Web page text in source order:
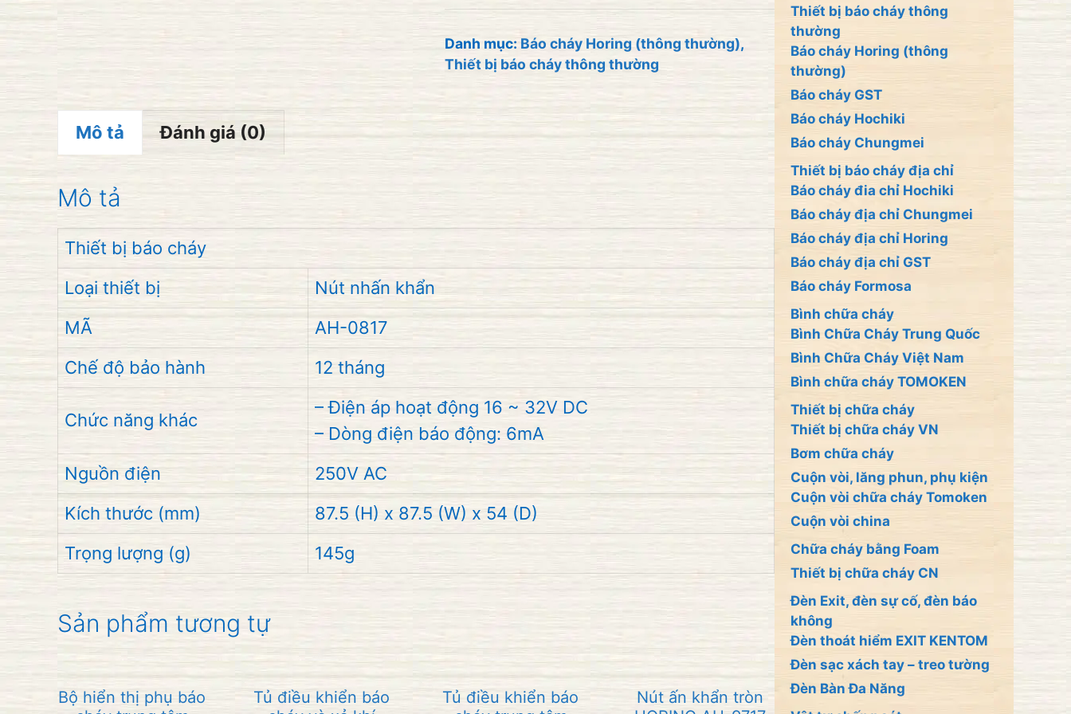
vuông
HORING
0817
Danh mục:Báo cháy Horing (thông thường),
Thiết bị báo cháy thông thường
Mô tả Đánh giá (0)
Mô tả
Thiết bị báo cháy
Loại thiết bị
Nút nhấn khẩn
MÃ
AH-0817
Chế độ bảo hành
12 tháng
Chức năng khác
– Điện áp hoạt động 16 ~ 32V DC
– Dòng điện báo động: 6mA
Nguồn điện
250V AC
Kích thước (mm)
87.5 (H) x 87.5 (W) x 54 (D)
Trọng lượng (g)
145g
Sản phẩm tương tự
Bộ hiển thị phụ báo
Tủ điều khiển báo
Tủ điều khiển báo
Nút ấn khẩn tròn
Thiết bị báo cháy thông
thường
Báo cháy Horing (thông
thường)
Báo cháy GST
Báo cháy Hochiki
Báo cháy Chungmei
Thiết bị báo cháy địa chỉ
Báo cháy đia chỉ Hochiki
Báo cháy địa chỉ Chungmei
Báo cháy địa chỉ Horing
Báo cháy địa chỉ GST
Báo cháy Formosa
Bình chữa cháy
Bình Chữa Cháy Trung Quốc
Bình Chữa Cháy Việt Nam
Bình chữa cháy TOMOKEN
Thiết bị chữa cháy
Thiết bị chữa cháy VN
Bơm chữa cháy
Cuộn vòi, lăng phun, phụ kiện
Cuộn vòi chữa cháy Tomoken
Cuộn vòi china
Chữa cháy bằng Foam
Thiết bị chữa cháy CN
Đèn Exit, đèn sự cố, đèn báo
không
Đèn thoát hiểm EXIT KENTOM
Đèn sạc xách tay – treo tường
Đèn Bàn Đa Năng